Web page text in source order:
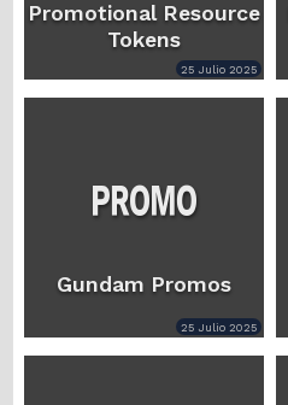
Promotional Resource
Tokens
25 Julio 2025
Gundam Promos
25 Julio 2025